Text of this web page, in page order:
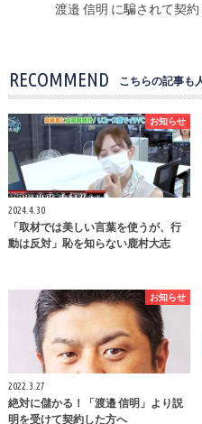
渡邉 信明 に騙されて契約
RECOMMEND こちらの記事も
お知らせ
2024.4.30
「取材では美しい言葉を使うが、行
動は反対」恥を知らない鹿村大志
お知らせ
2022.3.27
絶対に儲かる！「渡邉 信明」より説
明を受けて契約した方へ